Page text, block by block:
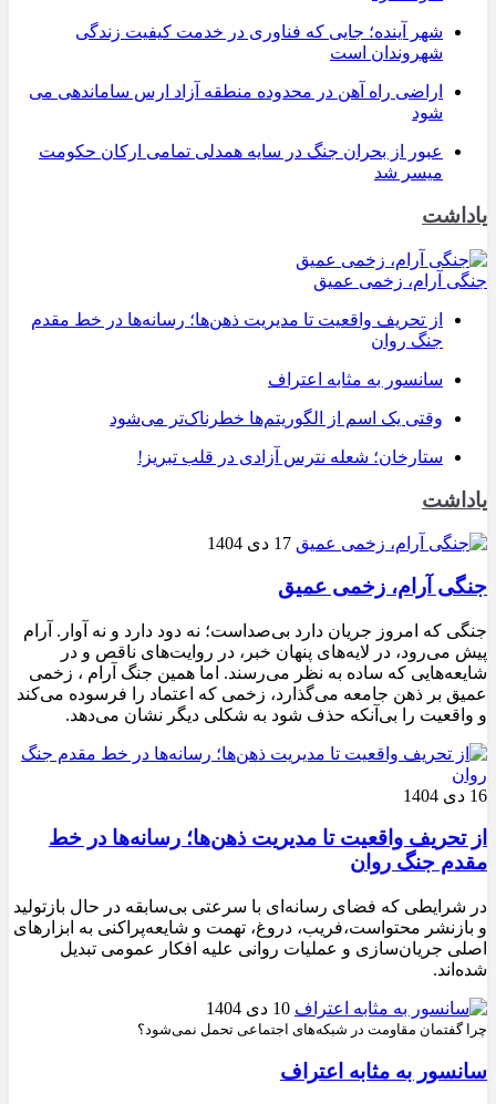
شهر آینده؛ جایی که فناوری در خدمت کیفیت زندگی
شهروندان است
اراضی راه آهن در محدوده منطقه آزاد ارس ساماندهی می
شود
عبور از بحران جنگ در سایه همدلی تمامی ارکان حکومت
میسر شد
یاداشت
جنگی آرام، زخمی عمیق
از تحریف واقعیت تا مدیریت ذهن‌ها؛ رسانه‌ها در خط مقدم
جنگ روان
سانسور به مثابه اعتراف
وقتی یک اسم از الگوریتم‌ها خطرناک‌تر می‌شود
ستارخان؛ شعله نترس آزادی در قلب تبریز!
یاداشت
17 دی 1404
جنگی آرام، زخمی عمیق
جنگی که امروز جریان دارد بی‌صداست؛ نه دود دارد و نه آوار. آرام
پیش می‌رود، در لایه‌های پنهان خبر، در روایت‌های ناقص و در
شایعه‌هایی که ساده به نظر می‌رسند. اما همین جنگ آرام ، زخمی
عمیق بر ذهن جامعه می‌گذارد، زخمی که اعتماد را فرسوده می‌کند
و واقعیت را بی‌آنکه حذف شود به شکلی دیگر نشان می‌دهد.
16 دی 1404
از تحریف واقعیت تا مدیریت ذهن‌ها؛ رسانه‌ها در خط
مقدم جنگ روان
در شرایطی که فضای رسانه‌ای با سرعتی بی‌سابقه در حال بازتولید
و بازنشر محتواست،فریب، دروغ، تهمت و شایعه‌پراکنی به ابزارهای
اصلی جریان‌سازی و عملیات روانی علیه افکار عمومی تبدیل
شده‌اند.
10 دی 1404
چرا گفتمان مقاومت در شبکه‌های اجتماعی تحمل نمی‌شود؟
سانسور به مثابه اعتراف